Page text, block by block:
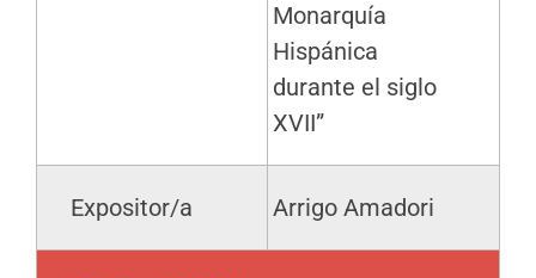
Monarquía
Hispánica
durante el siglo
XVII”
Expositor/a Arrigo Amadori